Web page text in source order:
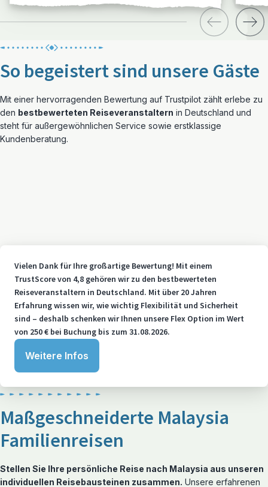
So begeistert sind unsere Gäste
Mit einer hervorragenden Bewertung auf Trustpilot zählt erlebe zu
den bestbewerteten Reiseveranstaltern in Deutschland und
steht für außergewöhnlichen Service sowie erstklassige
Kundenberatung.
Vielen Dank für Ihre großartige Bewertung! Mit einem
TrustScore von 4,8 gehören wir zu den bestbewerteten
Reiseveranstaltern in Deutschland. Mit über 20 Jahren
Erfahrung wissen wir, wie wichtig Flexibilität und Sicherheit
sind – deshalb schenken wir Ihnen unsere Flex Option im Wert
von 250 € bei Buchung bis zum 31.08.2026.
Weitere Infos
Maßgeschneiderte Malaysia
Familienreisen
Stellen Sie Ihre persönliche Reise nach Malaysia aus unseren
individuellen Reisebausteinen zusammen. Unsere erfahrenen